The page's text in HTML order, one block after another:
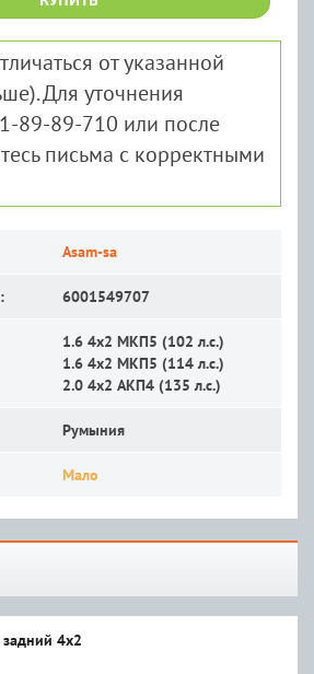
от указанной
Для уточнения
89-89-710 или после
письма с корректными
Asam-sa
6001549707
1.6 4x2 MКП5 (102 л.с.)
1.6 4x2 MКП5 (114 л.с.)
2.0 4x2 АКП4 (135 л.с.)
Румыния
Мало
4x2